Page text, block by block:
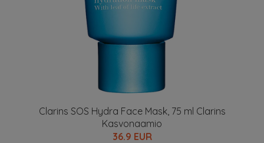
Clarins SOS Hydra Face Mask, 75 ml Clarins
Kasvonaamio
36.9 EUR